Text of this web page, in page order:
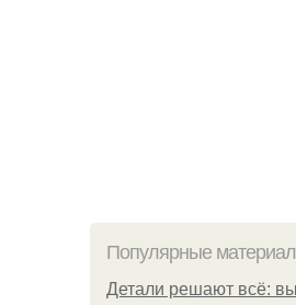
Популярные
Детали решают всё: